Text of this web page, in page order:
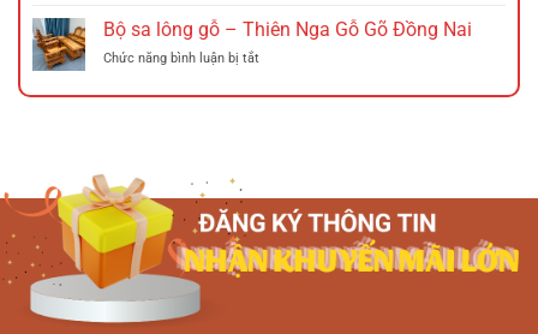
Đào
Chuông
gỗ
sa
lông
gỗ
Pháo
Bộ sa lông gỗ – Thiên Nga Gỗ Gõ Đồng Nai
Chức năng bình luận bị tắtở
sa
Nga
Gỗ
Đồng